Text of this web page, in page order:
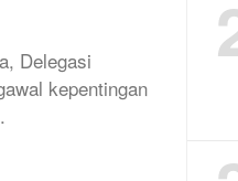
Delegasi
kepentingan